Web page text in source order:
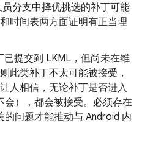
员分支中择优挑选的补丁可能
时间表两方面证明有正当理
已提交到 LKML，但尚未在维
此类补丁不太可能被接受，
人相信，无论补丁是否进入
会），都会被接受。必须存在
的问题才能推动与 Android 内